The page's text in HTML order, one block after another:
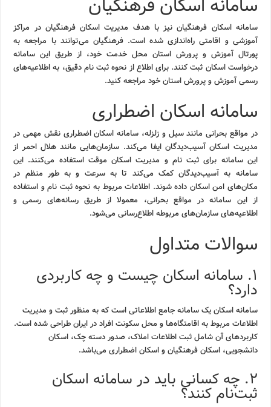
سامانه اسکان فرهنگیان
سامانه اسکان فرهنگیان نیز با هدف مدیریت اسکان فرهنگیان در مراکز
آموزشی و اقامتی راه‌اندازی شده است. فرهنگیان می‌توانند با مراجعه به
پورتال آموزش و پرورش استان محل خدمت خود، از طریق این سامانه
درخواست اسکان ثبت کنند. برای اطلاع از نحوه ثبت نام دقیق، به اطلاعیه‌های
رسمی آموزش و پرورش استان خود مراجعه کنید.
سامانه اسکان اضطراری
در مواقع بحرانی مانند سیل و زلزله، سامانه اسکان اضطراری نقش مهمی در
مدیریت اسکان آسیب‌دیدگان ایفا می‌کند. سازمان‌هایی مانند هلال احمر از
این سامانه برای ثبت نام و مدیریت اسکان موقت استفاده می‌کنند. این
سامانه به آسیب‌دیدگان کمک می‌کند تا به سرعت و به طور منظم در
مکان‌های امن اسکان داده شوند. اطلاعات مربوط به نحوه ثبت نام و استفاده
از این سامانه در مواقع بحرانی، معمولا از طریق رسانه‌های رسمی و
اطلاعیه‌های سازمان‌های مربوطه اطلاع‌رسانی می‌شود.
سوالات متداول
۱. سامانه اسکان چیست و چه کاربردی
دارد؟
سامانه اسکان یک سامانه جامع اطلاعاتی است که به منظور ثبت و مدیریت
اطلاعات مربوط به اقامتگاه‌ها و محل سکونت افراد در ایران طراحی شده است.
کاربردهای آن شامل ثبت اطلاعات املاک، صدور دسته چک، اسکان
دانشجویی، اسکان فرهنگیان و اسکان اضطراری می‌باشد.
۲. چه کسانی باید در سامانه اسکان
ثبت‌نام کنند؟